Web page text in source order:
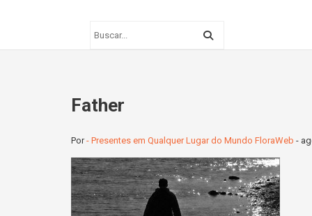
Father
Por- Presentes em Qualquer Lugar do Mundo FloraWeb -